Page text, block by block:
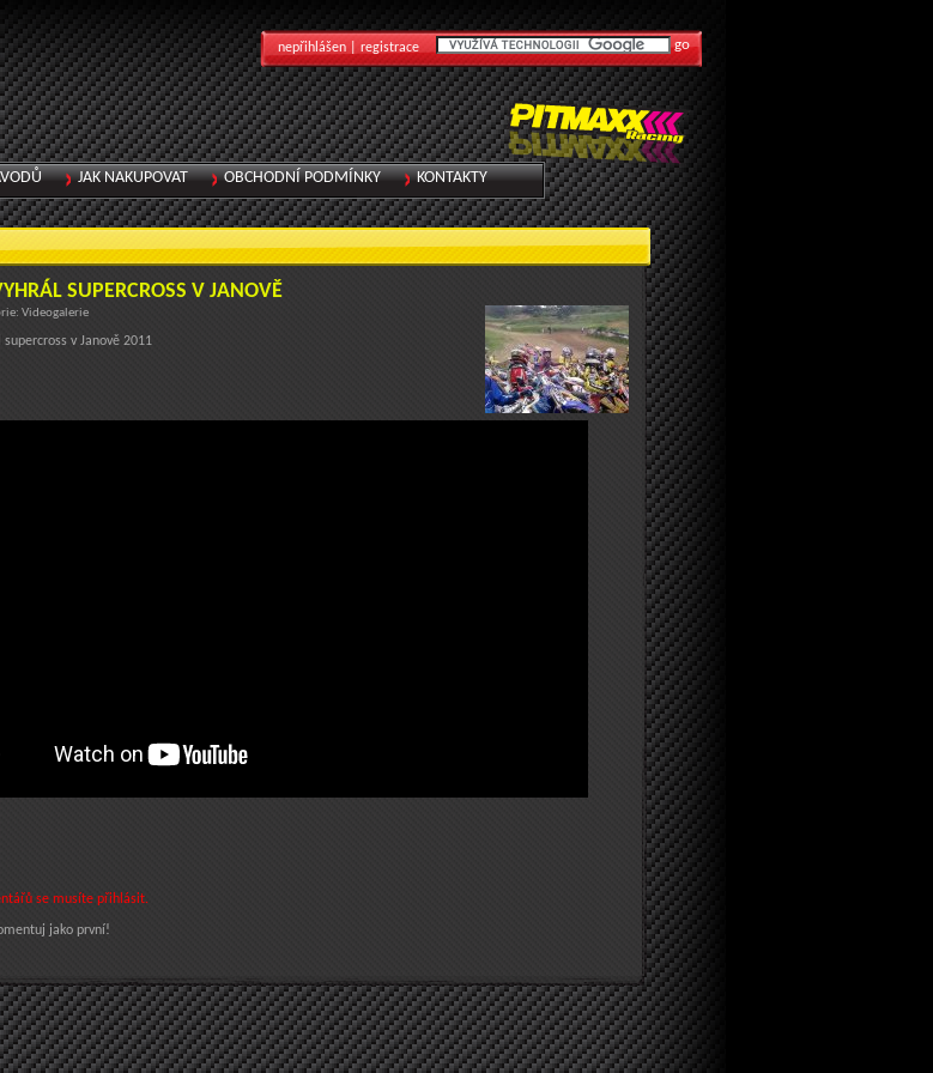
SUPERCROSS V JANOVĚ
Videogalerie
supercross v Janově 2011
se musíte přihlásit.
jako první!
JAK NAKUPOVAT OBCHODNÍ PODMÍNKY KONTAKTY
nepřihlášen | registrace